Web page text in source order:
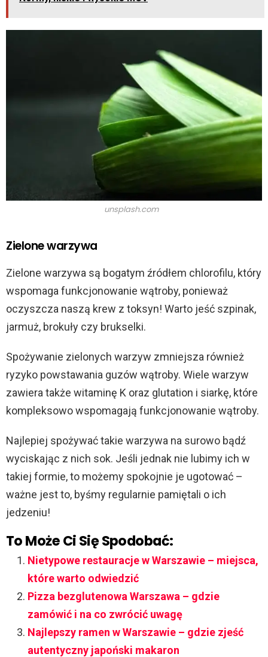
unsplash.com
Zielone warzywa
Zielone warzywa są bogatym źródłem chlorofilu, który
wspomaga funkcjonowanie wątroby, ponieważ
oczyszcza naszą krew z toksyn! Warto jeść szpinak,
jarmuż, brokuły czy brukselki.
Spożywanie zielonych warzyw zmniejsza również
ryzyko powstawania guzów wątroby. Wiele warzyw
zawiera także witaminę K oraz glutation i siarkę, które
kompleksowo wspomagają funkcjonowanie wątroby.
Najlepiej spożywać takie warzywa na surowo bądź
wyciskając z nich sok. Jeśli jednak nie lubimy ich w
takiej formie, to możemy spokojnie je ugotować –
ważne jest to, byśmy regularnie pamiętali o ich
jedzeniu!
To Może Ci Się Spodobać:
Nietypowe restauracje w Warszawie – miejsca,
które warto odwiedzić
Pizza bezglutenowa Warszawa – gdzie
zamówić i na co zwrócić uwagę
Najlepszy ramen w Warszawie – gdzie zjeść
autentyczny japoński makaron